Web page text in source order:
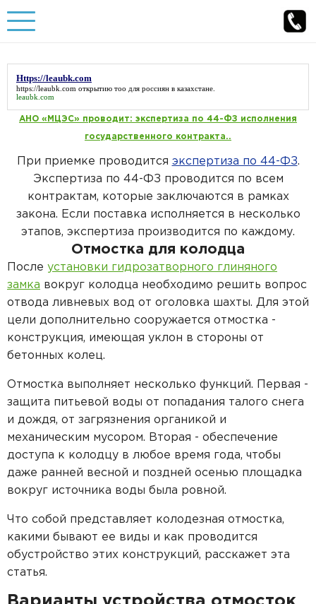
Бурение скважин под ключ
Артезианская скважина
Бурение малогабаритной установкой
Бурение скважин на воду
Бурение скважин на даче
Бурение на воду в Московской области
Обустройство скважины
Обустройство скважины под ключ
Обустройство скважины с кессоном
Обустройство артезианских скважин
Обустройство песчаных скважин
Цены на обустройство скважин
Пластиковые кессоны Титан
Канализация
Автономная канализация под ключ
Канализация загородного дома
Септик под ключ
Станция очистки БиоДека
Водоснабжение
Водоснабжение из колодца
Водоснабжение из скважины
Горячее водоснабжение частного дома
Водоочистка в загородном доме
Погреба
Пластиковые погреба
Погреб под ключ
О компании
Наши работы Отзывы
Статьи Контакты
Каталог товаров
Https://leaubk.com
https://leaubk.com открытию тоо для россиян в казахстане.
leaubk.com
АНО «МЦЭС» проводит: экспертиза по 44-ФЗ исполнения
государственного контракта..
При приемке проводится экспертиза по 44-ФЗ.
Экспертиза по 44-ФЗ проводится по всем
контрактам, которые заключаются в рамках
закона. Если поставка исполняется в несколько
этапов, экспертиза производится по каждому.
Отмостка для колодца
После установки гидрозатворного глиняного
замка вокруг колодца необходимо решить вопрос
отвода ливневых вод от оголовка шахты. Для этой
цели дополнительно сооружается отмостка -
конструкция, имеющая уклон в стороны от
бетонных колец.
Отмостка выполняет несколько функций. Первая -
защита питьевой воды от попадания талого снега
и дождя, от загрязнения органикой и
механическим мусором. Вторая - обеспечение
доступа к колодцу в любое время года, чтобы
даже ранней весной и поздней осенью площадка
вокруг источника воды была ровной.
Что собой представляет колодезная отмостка,
какими бывают ее виды и как проводится
обустройство этих конструкций, расскажет эта
статья.